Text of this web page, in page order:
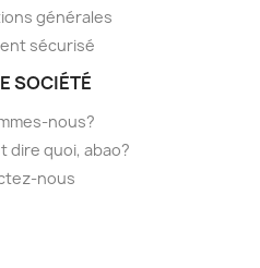
générales
sécurisé
SOCIÉTÉ
nous?
dire quoi, abao?
nous